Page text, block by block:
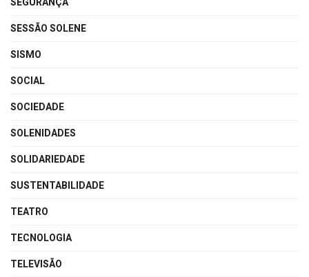
SESSÃO SOLENE
SISMO
SOCIAL
SOCIEDADE
SOLENIDADES
SOLIDARIEDADE
SUSTENTABILIDADE
TEATRO
TECNOLOGIA
TELEVISÃO